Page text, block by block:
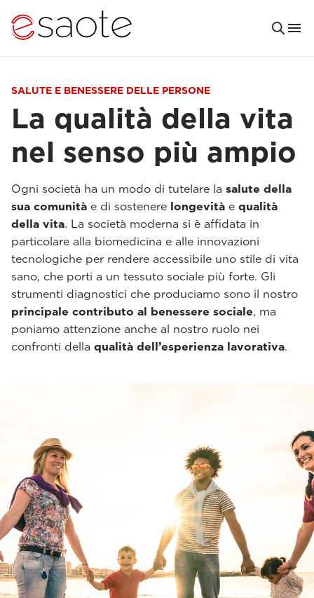
SALUTE E BENESSERE DELLE PERSONE
La qualità della vita
nel senso più ampio
Ogni società ha un modo di tutelare la salute della
sua comunità e di sostenere longevità e qualità
della vita. La società moderna si è affidata in
particolare alla biomedicina e alle innovazioni
tecnologiche per rendere accessibile uno stile di vita
sano, che porti a un tessuto sociale più forte. Gli
strumenti diagnostici che produciamo sono il nostro
principale contributo al benessere sociale, ma
poniamo attenzione anche al nostro ruolo nei
confronti della qualità dell’esperienza lavorativa.